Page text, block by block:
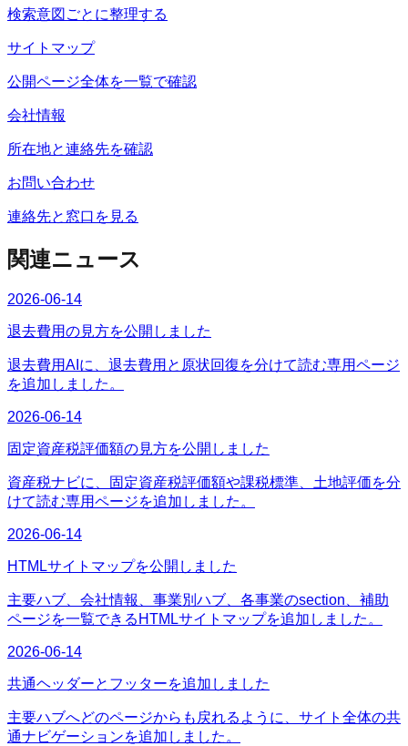
検索意図ごとに整理する
サイトマップ
公開ページ全体を一覧で確認
会社情報
所在地と連絡先を確認
お問い合わせ
連絡先と窓口を見る
関連ニュース
2026-06-14
退去費用の見方を公開しました
退去費用AIに、退去費用と原状回復を分けて読む専用ページ
を追加しました。
2026-06-14
固定資産税評価額の見方を公開しました
資産税ナビに、固定資産税評価額や課税標準、土地評価を分
けて読む専用ページを追加しました。
2026-06-14
HTMLサイトマップを公開しました
主要ハブ、会社情報、事業別ハブ、各事業のsection、補助
ページを一覧できるHTMLサイトマップを追加しました。
2026-06-14
共通ヘッダーとフッターを追加しました
主要ハブへどのページからも戻れるように、サイト全体の共
通ナビゲーションを追加しました。